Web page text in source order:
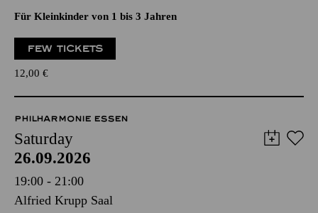
Für Kleinkinder von 1 bis 3 Jahren
FEW TICKETS
12,00 €
PHILHARMONIE ESSEN
Saturday
26.09.2026
19:00 - 21:00
Alfried Krupp Saal